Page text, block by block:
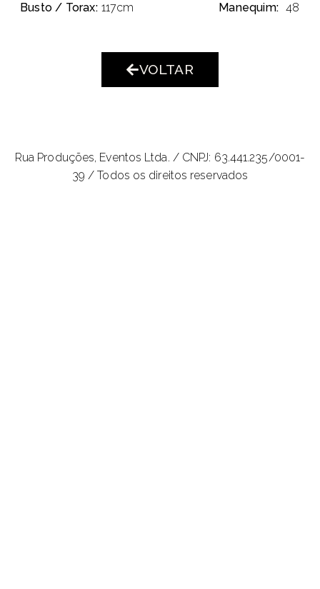
Busto / Torax: 117cm Manequim: 48
VOLTAR
Rua Produções, Eventos Ltda. / CNPJ: 63.441.235/0001-
39 / Todos os direitos reservados